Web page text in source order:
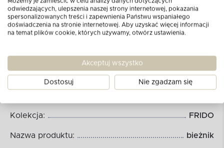
Wymiary produktu:
Kolekcja: FRIDO
Nazwa produktu: bieżnik
odwiedzających, ulepszenia naszej strony internetowej, pokazania
spersonalizowanych treści i zapewnienia Państwu wspaniałego
doświadczenia na stronie internetowej. Aby uzyskać więcej informacji
na temat plików cookie, których używamy, otwórz ustawienia.
Akceptuj wszystko
Dostosuj Nie zgadzam się